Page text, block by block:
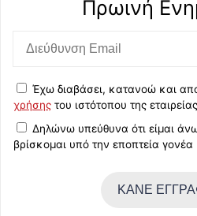
Πρωινή
Έχω διαβάσει, κατανοώ και
χρήσης του ιστότοπου της εταιρείας
Δηλώνω υπεύθυνα ότι είμαι
βρίσκομαι υπό την εποπτεία
ΚΑΝΕ